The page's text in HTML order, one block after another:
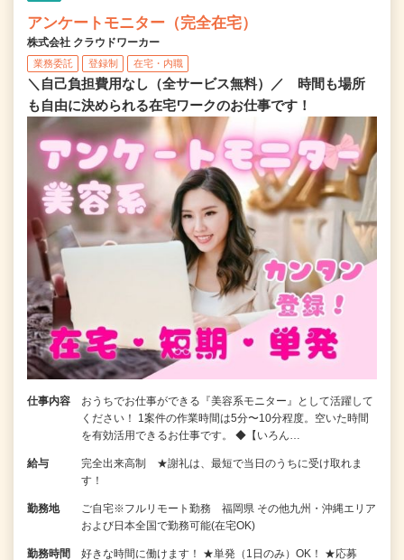
アンケートモニター（完全在宅）
株式会社 クラウドワーカー
業務委託 登録制 在宅・内職
＼自己負担費用なし（全サービス無料）／ 時間も場所
も自由に決められる在宅ワークのお仕事です！
仕事内容
おうちでお仕事ができる『美容系モニター』として活躍して
ください！ 1案件の作業時間は5分〜10分程度。空いた時間
を有効活用できるお仕事です。 ◆【いろん…
給与
完全出来高制 ★謝礼は、最短で当日のうちに受け取れま
す！
勤務地
ご自宅※フルリモート勤務 福岡県 その他九州・沖縄エリア
および日本全国で勤務可能(在宅OK)
勤務時間
好きな時間に働けます！ ★単発（1日のみ）OK！ ★応募